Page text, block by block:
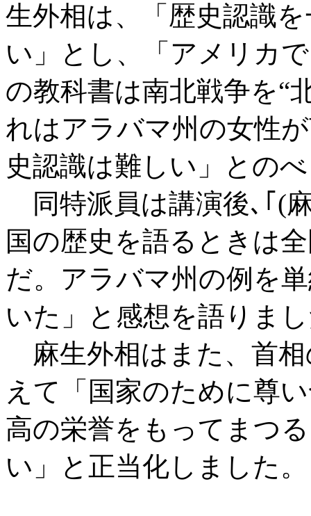
生外相は、「歴史認識
い」とし、「アメリカ
の教科書は南北戦争を“
れはアラバマ州の女性
史認識は難しい」との
同特派員は講演後､｢ (
国の歴史を語るときは
だ。アラバマ州の例を
いた」と感想を語りま
麻生外相はまた、首
えて「国家のために尊
高の栄誉をもってまつ
い」と正当化しました。